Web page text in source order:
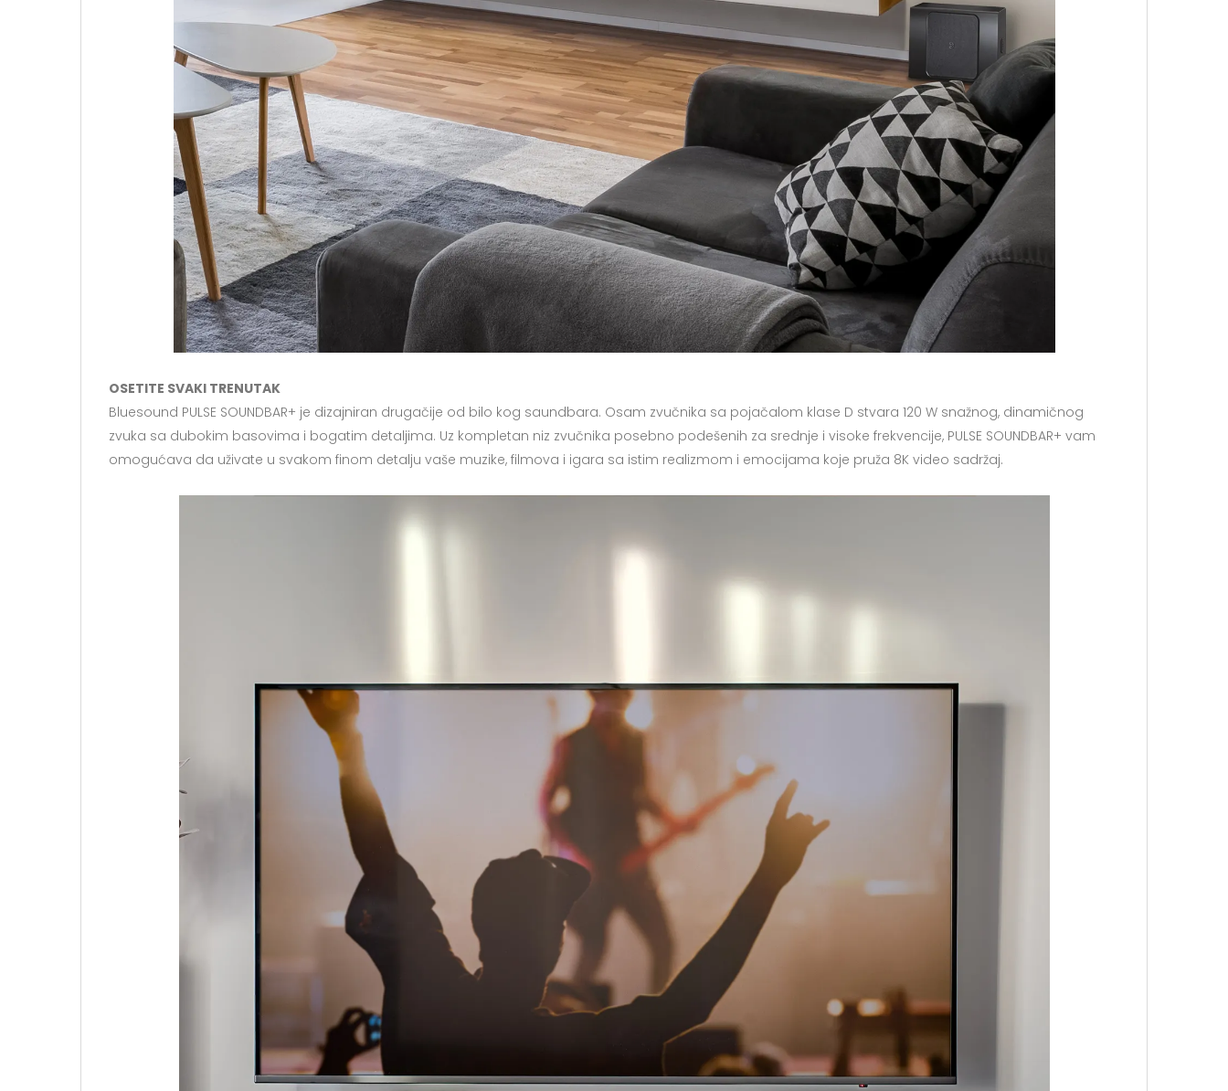
OSETITE SVAKI TRENUTAK
Bluesound PULSE SOUNDBAR+ je dizajniran drugačije od bilo kog saundbara. Osam zvučnika sa pojačalom klase D stvara 120 W snažnog, dinamičnog
zvuka sa dubokim basovima i bogatim detaljima. Uz kompletan niz zvučnika posebno podešenih za srednje i visoke frekvencije, PULSE SOUNDBAR+ vam
omogućava da uživate u svakom finom detalju vaše muzike, filmova i igara sa istim realizmom i emocijama koje pruža 8K video sadržaj.